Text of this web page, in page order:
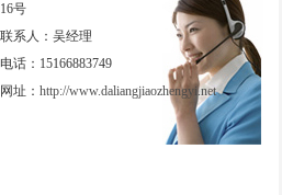
16号
联系人：吴经理
电话：15166883749
网址： http://www.daliangjiaozhengyi.net